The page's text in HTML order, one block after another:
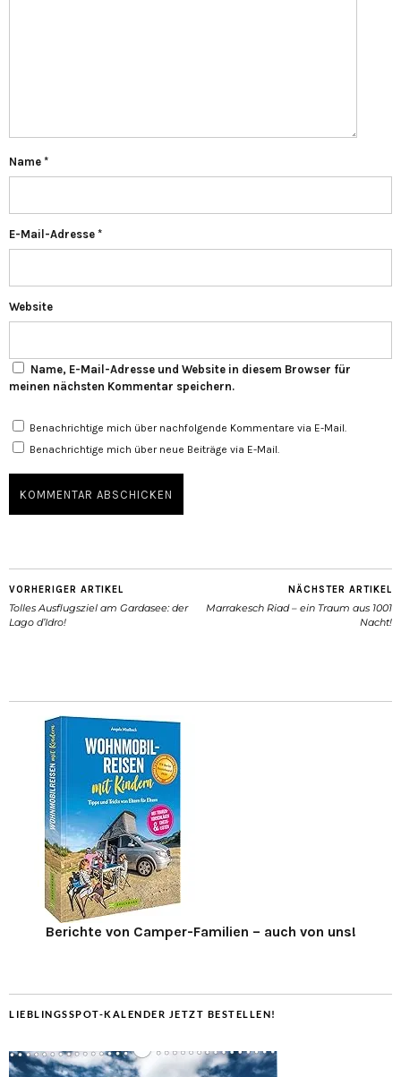
Name *
E-Mail-Adresse *
Website
Name, E-Mail-Adresse und Website in diesem Browser für
meinen nächsten Kommentar speichern.
Benachrichtige mich über nachfolgende Kommentare via E-Mail.
Benachrichtige mich über neue Beiträge via E-Mail.
VORHERIGER ARTIKEL
Tolles Ausflugsziel am Gardasee: der
Lago d’Idro!
NÄCHSTER ARTIKEL
Marrakesch Riad – ein Traum aus 1001
Nacht!
Berichte von Camper-Familien – auch von uns!
LIEBLINGSSPOT-KALENDER JETZT BESTELLEN!